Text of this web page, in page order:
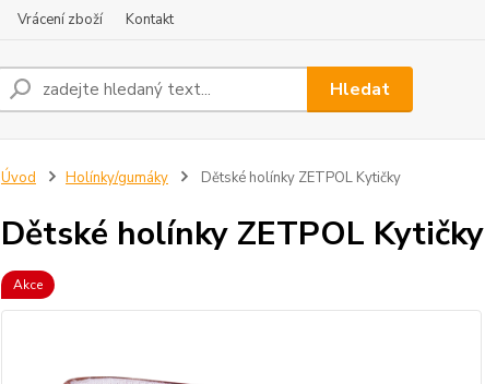
Vrácení zboží Kontakt
Hledat
Úvod Holínky/gumáky Dětské holínky ZETPOL Kytičky
Dětské holínky ZETPOL Kytičky
Akce